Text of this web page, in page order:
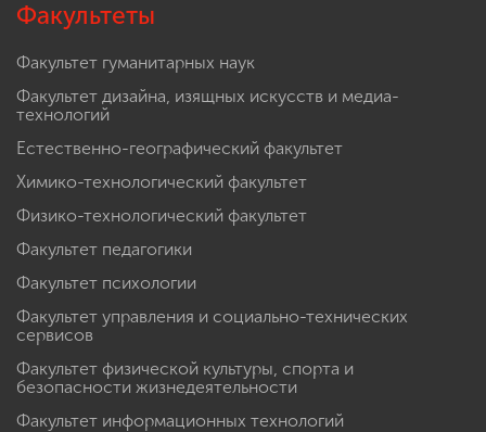
Факультеты
Факультет гуманитарных наук
Факультет дизайна, изящных искусств и медиа-
технологий
Естественно-географический факультет
Химико-технологический факультет
Физико-технологический факультет
Факультет педагогики
Факультет психологии
Факультет управления и социально-технических
сервисов
Факультет физической культуры, спорта и
безопасности жизнедеятельности
Факультет информационных технологий